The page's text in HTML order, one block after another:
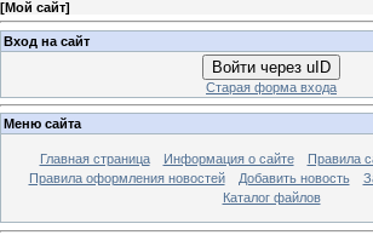
[Мой сайт]
Вход на сайт
Войти через uID
Старая форма входа
Меню сайта
Главная страница Информация о сайте Правила
Правила оформления новостей
Добавить новость
Каталог файлов